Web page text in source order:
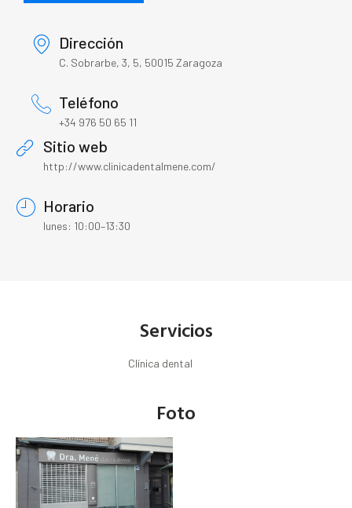
Dirección
C. Sobrarbe, 3, 5, 50015 Zaragoza
Teléfono
+34 976 50 65 11
Sitio web
http://www.clinicadentalmene.com/
Horario
lunes: 10:00–13:30
Servicios
Clínica dental
Foto